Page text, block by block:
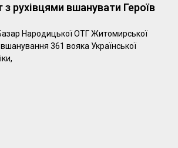
з рухівцями вшанувати Героїв
Народицької ОТГ Житомирської
вшанування 361 вояка Української